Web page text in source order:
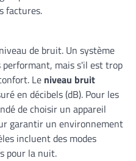
factures.
de bruit. Un système
mais s'il est trop
Le niveau bruit
en décibels (dB). Pour les
de choisir un appareil
garantir un environnement
incluent des modes
pour la nuit.